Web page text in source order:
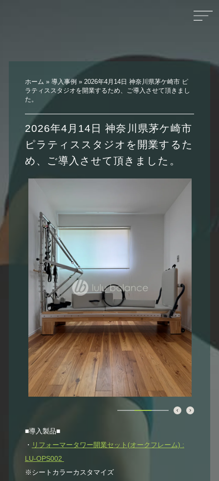
ホーム » 導入事例 » 2026年4月14日 神奈川県茅ケ崎市 ピ
ラティススタジオを開業するため、ご導入させて頂きまし
た。
2026年4月14日 神奈川県茅ケ崎市
ピラティススタジオを開業するた
め、ご導入させて頂きました。
■導入製品■
・ リフォーマータワー開業セット(オークフレーム) :
LU-OPS002
※シートカラーカスタマイズ